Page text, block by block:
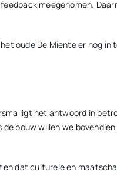
meegenomen.
oude De Miente er nog in
ligt het antwoord in
bouw willen we
dat culturele en